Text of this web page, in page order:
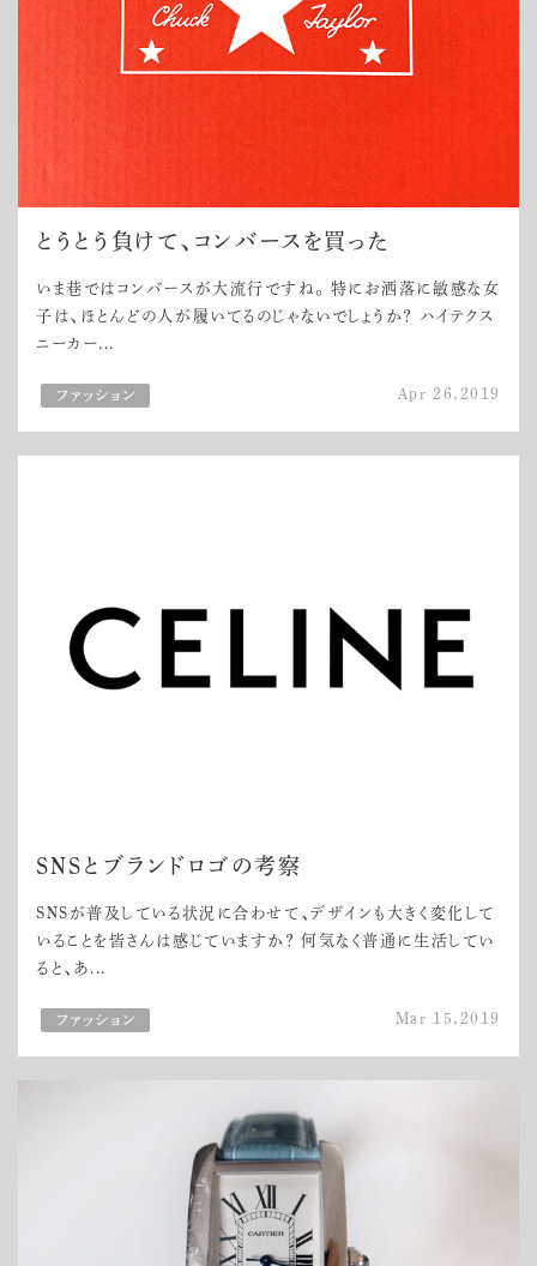
とうとう負けて、コンバースを買った
いま巷ではコンバースが大流行ですね。 特にお洒落に敏感な女
子は、ほとんどの人が履いてるのじゃないでしょうか？ ハイテクス
ニーカー...
Apr 26,2019
SNSとブランドロゴの考察
SNSが普及している状況に合わせて、デザインも大きく変化して
いることを皆さんは感じていますか？ 何気なく普通に生活してい
ると、あ...
Mar 15,2019